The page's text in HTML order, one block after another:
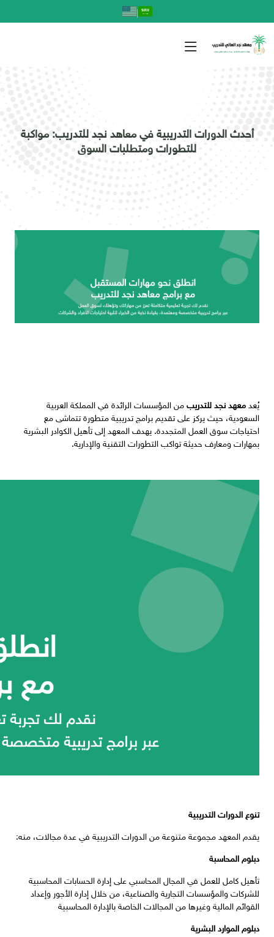
|
أحدث الدورات التدريبية في معاهد نجد للتدريب: مواكبة
للتطورات ومتطلبات السوق
يُعدمعهد نجد للتدريبمن المؤسسات الرائدة في المملكة العربية
السعودية، حيث يركز على تقديم برامج تدريبية متطورة تتماشى مع
احتياجات سوق العمل المتجددة. يهدف المعهد إلى تأهيل الكوادر البشرية
بمهارات ومعارف حديثة تواكب التطورات التقنية والإدارية.
تنوع الدورات التدريبية
يقدم المعهد مجموعة متنوعة من الدورات التدريبية في عدة مجالات، منه:
دبلوم المحاسبة
تأهيل كامل للعمل في المجال المحاسبي على إدارة الحسابات المحاسبية
للشركات والمؤسسات التجارية والصناعية، من خلال إدارة الأجور وإعداد
القوائم المالية وغيرها من المجالات الخاصة بالإدارة المحاسبية
دبلوم الموارد البشرية